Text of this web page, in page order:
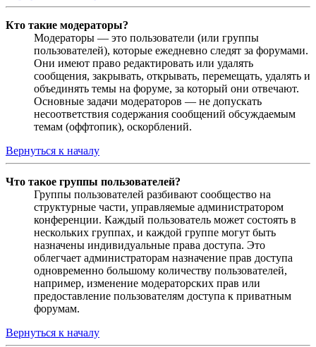
Кто такие модераторы?
Модераторы — это пользователи (или группы
пользователей), которые ежедневно следят за форумами.
Они имеют право редактировать или удалять
сообщения, закрывать, открывать, перемещать, удалять и
объединять темы на форуме, за который они отвечают.
Основные задачи модераторов — не допускать
несоответствия содержания сообщений обсуждаемым
темам (оффтопик), оскорблений.
Вернуться к началу
Что такое группы пользователей?
Группы пользователей разбивают сообщество на
структурные части, управляемые администратором
конференции. Каждый пользователь может состоять в
нескольких группах, и каждой группе могут быть
назначены индивидуальные права доступа. Это
облегчает администраторам назначение прав доступа
одновременно большому количеству пользователей,
например, изменение модераторских прав или
предоставление пользователям доступа к приватным
форумам.
Вернуться к началу